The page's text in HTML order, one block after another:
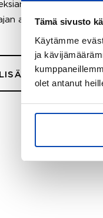
Tämä sivusto
Käytämme
ja
olet antanut
asuntojen ostoon.